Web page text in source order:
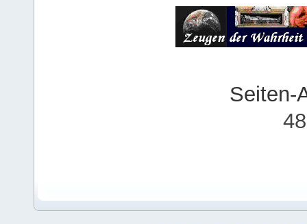
Seiten-